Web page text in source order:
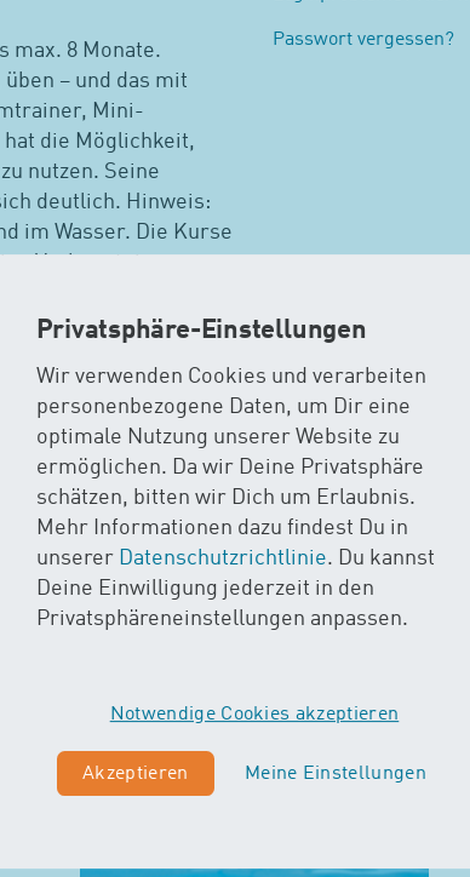
Privatsphäre-Einstellungen
Wir verwenden Cookies und verarbeiten
personenbezogene Daten, um Dir eine
optimale Nutzung unserer Website zu
ermöglichen. Da wir Deine Privatsphäre
schätzen, bitten wir Dich um Erlaubnis.
Mehr Informationen dazu findest Du in
unserer Datenschutzrichtlinie. Du kannst
Deine Einwilligung jederzeit in den
Privatsphäreneinstellungen anpassen.
Notwendige Cookies akzeptieren
Akzeptieren Meine Einstellungen
max. 8 Monate.
– und das mit
Mini-
die Möglichkeit,
nutzen. Seine
deutlich. Hinweis:
im Wasser. Die Kurse
Vorkenntnisse
möglich. Bitte
Passwort vergessen?
suchen
(FF) Weitere Kurse in Bern Alle Kurse